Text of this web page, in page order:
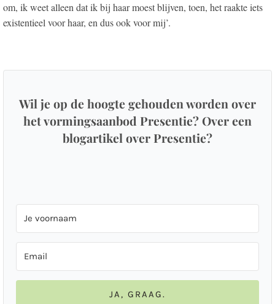
om, ik weet alleen dat ik bij haar moest blijven, toen, het raakte iets
existentieel voor haar, en dus ook voor mij’.
Wil je op de hoogte gehouden worden over
het vormingsaanbod Presentie? Over een
blogartikel over Presentie?
JA, GRAAG.